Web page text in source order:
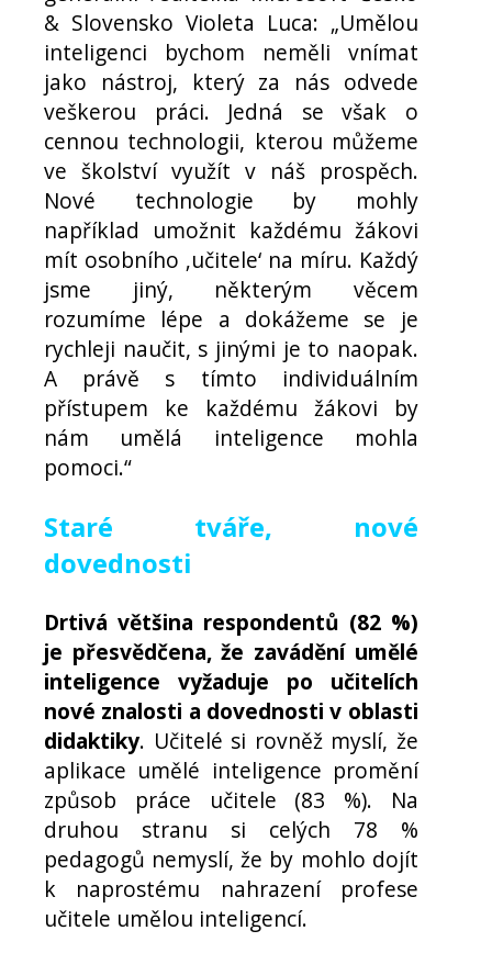
& Slovensko Violeta Luca: „Umělou
inteligenci bychom neměli vnímat
jako nástroj, který za nás odvede
veškerou práci. Jedná se však o
cennou technologii, kterou můžeme
ve školství využít v náš prospěch.
Nové technologie by mohly
například umožnit každému žákovi
mít osobního ‚učitele‘ na míru. Každý
jsme jiný, některým věcem
rozumíme lépe a dokážeme se je
rychleji naučit, s jinými je to naopak.
A právě s tímto individuálním
přístupem ke každému žákovi by
nám umělá inteligence mohla
pomoci.“
Staré tváře, nové
dovednosti
Drtivá většina respondentů (82 %)
je přesvědčena, že zavádění umělé
inteligence vyžaduje po učitelích
nové znalosti a dovednosti v oblasti
didaktiky. Učitelé si rovněž myslí, že
aplikace umělé inteligence promění
způsob práce učitele (83 %). Na
druhou stranu si celých 78 %
pedagogů nemyslí, že by mohlo dojít
k naprostému nahrazení profese
učitele umělou inteligencí.